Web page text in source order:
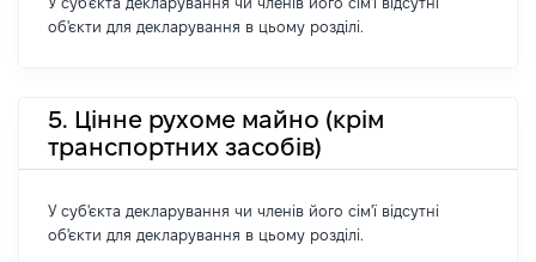
об'єкти для декларування в цьому розділі.
5. Цінне рухоме майно (крім
транспортних засобів)
У суб'єкта декларування чи членів його сім'ї відсутні
об'єкти для декларування в цьому розділі.